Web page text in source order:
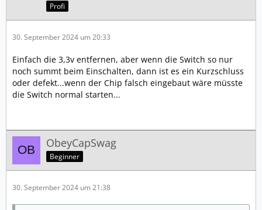
Profi
30. September 2024 um 20:33
Einfach die 3,3v entfernen, aber wenn die Switch so nur
noch summt beim Einschalten, dann ist es ein Kurzschluss
oder defekt...wenn der Chip falsch eingebaut wäre müsste
die Switch normal starten...
ObeyCapSwag
Beginner
30. September 2024 um 21:38